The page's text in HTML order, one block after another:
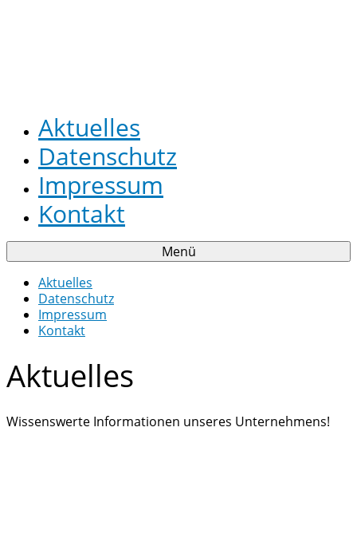
Aktuelles
Datenschutz
Impressum
Kontakt
Menü
Aktuelles
Datenschutz
Impressum
Kontakt
Aktuelles
Wissenswerte Informationen unseres Unternehmens!